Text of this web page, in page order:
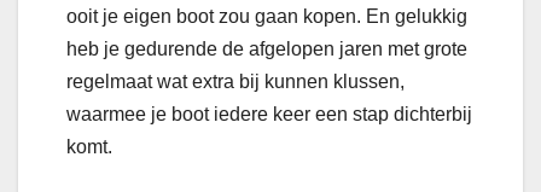
ooit je eigen boot zou gaan kopen. En gelukkig
heb je gedurende de afgelopen jaren met grote
regelmaat wat extra bij kunnen klussen,
waarmee je boot iedere keer een stap dichterbij
komt.